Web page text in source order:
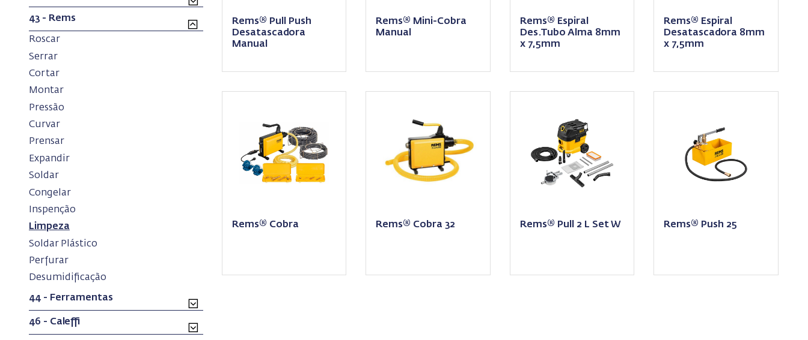
43 - Rems
Roscar(current)
Serrar(current)
Cortar(current)
Montar(current)
Pressão
Curvar(current)
Prensar(current)
Expandir(current)
Soldar(current)
Congelar(current)
Inspenção
Limpeza
Soldar Plástico
Perfurar(current)
Desumidificação
44 - Ferramentas
46 - Caleffi
Rems® Pull Push
Desatascadora
Manual
Rems® Mini-Cobra
Manual
Rems® Espiral
Des.Tubo Alma 8mm
x 7,5mm
Rems® Espiral
Desatascadora 8mm
x 7,5mm
Rems® Cobra Rems® Cobra 32 Rems® Pull 2 L Set W Rems® Push 25